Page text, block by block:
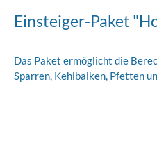
Einsteiger-Paket
Das Paket ermöglicht die
Sparren, Kehlbalken, Pfetten